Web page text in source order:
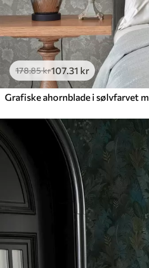
178.85kr107.31 kr